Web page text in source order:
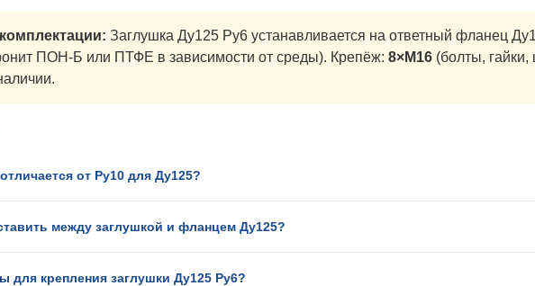
Заглушка Ду125 Ру6 устанавливается на ответный фланец
ПОН-Б или ПТФЕ в зависимости от среды). Крепёж: 8×М16 (болты,
от Ру10 для Ду125?
между заглушкой и фланцем Ду125?
для крепления заглушки Ду125 Ру6?